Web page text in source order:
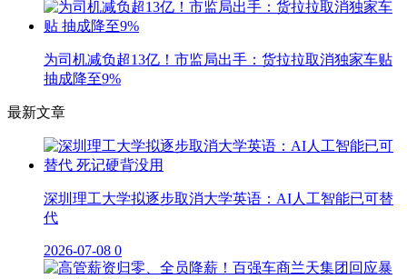
为司机减负超13亿！市监局出手：货拉拉取消独家车贴
抽成降至9%
最新文章
深圳理工大学拟逐步取消大学英语：AI人工智能已可替
代
2026-07-08 0